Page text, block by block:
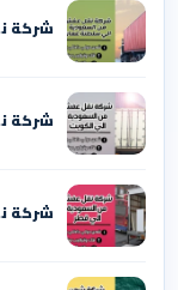
شركة
شركة
شركة